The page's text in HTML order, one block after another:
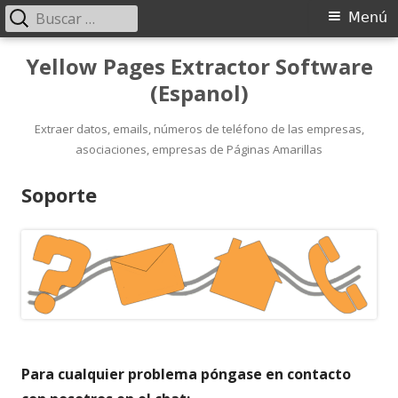
SaltarYellow Pages Extractor Software
(Espanol)
Extraer datos, emails, números de teléfono de las empresas,
asociaciones, empresas de Páginas Amarillas
Menú
principal
Menú
Buscar:
Soporte
Para cualquier problema póngase en contacto